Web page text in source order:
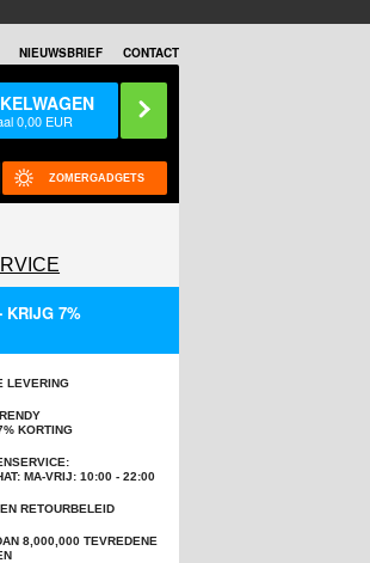
NIEUWSBRIEF CONTACT
0,00 EUR
ZOMERGADGETS
KRIJG 7%
LEVERING
KORTING
MA-VRIJ: 10:00 - 22:00
RETOURBELEID
8,000,000 TEVREDENE